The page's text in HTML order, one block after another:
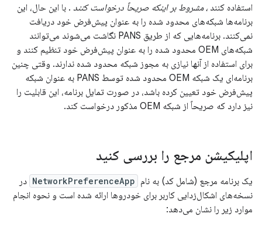
استفاده کنند، مشروط بر اینکه صریحاً درخواست کنند . با این حال، این
برنامه‌ها شبکه‌های محدود شده را به عنوان پیش‌فرض خود دریافت
نمی‌کنند. برنامه‌هایی که از طریق PANS نگاشت می‌شوند می‌توانند
شبکه‌های OEM محدود شده را به عنوان پیش‌فرض خود تنظیم کنند و
برای استفاده از آنها نیازی به مجوز شبکه محدود شده ندارند. وقتی چنین
برنامه‌ای یک شبکه OEM محدود شده توسط PANS به عنوان شبکه
پیش‌فرض خود تعیین کرده باشد، در صورت تمایل برنامه، این قابلیت را
نیز دارد که صریحاً از شبکه OEM مذکور درخواست کند.
اپلیکیشن مرجع را بررسی کنید
یک برنامه مرجع (شامل کد) به نام NetworkPreferenceApp در
نسخه‌های اشکال‌زدایی کاربر برای خودروها ارائه شده است و نحوه انجام
موارد زیر را نشان می‌دهد: